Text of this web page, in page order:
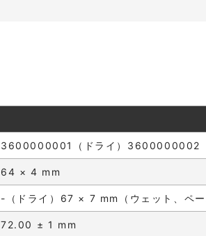
3600000001（ドライ）3600000002
64 × 4 mm
-（ドライ）67 × 7 mm（ウェット、ペー
72.00 ± 1 mm